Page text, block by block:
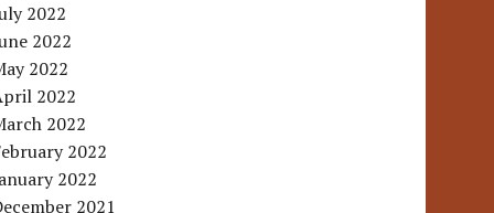
2022
2022
2022
2022
2022
2022
2022
2021